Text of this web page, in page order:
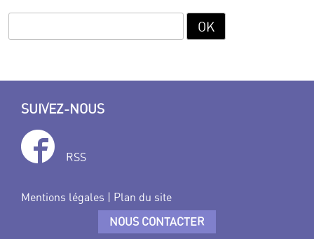
SUIVEZ-NOUS
RSS
Mentions légales | Plan du site
NOUS CONTACTER